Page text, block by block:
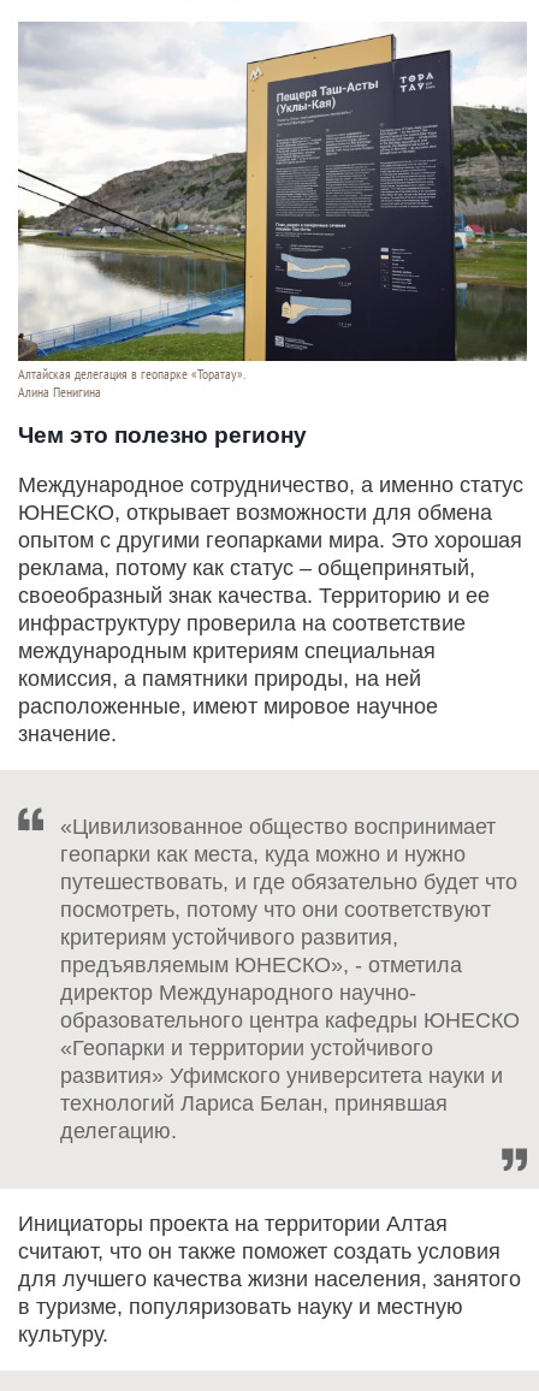
Алтайская делегация в геопарке «Торатау».
Алина Пенигина
Чем это полезно региону
Международное сотрудничество, а именно статус
ЮНЕСКО, открывает возможности для обмена
опытом с другими геопарками мира. Это хорошая
реклама, потому как статус – общепринятый,
своеобразный знак качества. Территорию и ее
инфраструктуру проверила на соответствие
международным критериям специальная
комиссия, а памятники природы, на ней
расположенные, имеют мировое научное
значение.
«Цивилизованное общество воспринимает
геопарки как места, куда можно и нужно
путешествовать, и где обязательно будет что
посмотреть, потому что они соответствуют
критериям устойчивого развития,
предъявляемым ЮНЕСКО», - отметила
директор Международного научно-
образовательного центра кафедры ЮНЕСКО
«Геопарки и территории устойчивого
развития» Уфимского университета науки и
технологий Лариса Белан, принявшая
делегацию.
Инициаторы проекта на территории Алтая
считают, что он также поможет создать условия
для лучшего качества жизни населения, занятого
в туризме, популяризовать науку и местную
культуру.